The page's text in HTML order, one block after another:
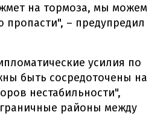
на тормоза, мы можем
пропасти", – предупредил
усилия по
быть сосредоточены на
нестабильности",
районы между